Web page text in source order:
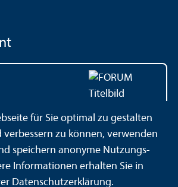
Datenschutz­erklärung Sitemap
für Sie optimal zu gestalten
zu können, verwenden
speichern anonyme Nutzungs­
Informationen erhalten Sie in
Datenschutz­erklärung.